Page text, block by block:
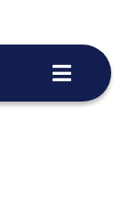
Toggle